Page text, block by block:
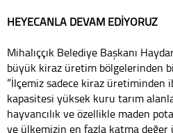
HEYECANLA DEVAM EDİYORUZ
Mihalıççık Belediye Başkanı
büyük kiraz üretim bölgelerinden
“İlçemiz sadece kiraz üretiminden
kapasitesi yüksek kuru tarım
hayvancılık ve özellikle maden
ve ülkemizin en fazla katma